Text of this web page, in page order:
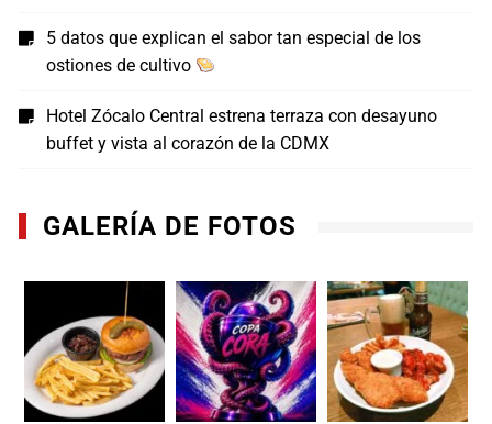
5 datos que explican el sabor tan especial de los
ostiones de cultivo
Hotel Zócalo Central estrena terraza con desayuno
buffet y vista al corazón de la CDMX
GALERÍA DE FOTOS